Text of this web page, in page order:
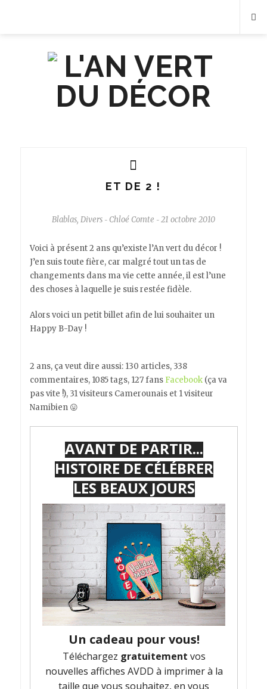
ET DE 2 !
Blablas, Divers - Chloé Comte - 21 octobre 2010
Voici à présent 2 ans qu’existe l’An vert du décor !
J’en suis toute fière, car malgré tout un tas de
changements dans ma vie cette année, il est l’une
des choses à laquelle je suis restée fidèle.
Alors voici un petit billet afin de lui souhaiter un
Happy B-Day !
2 ans, ça veut dire aussi: 130 articles, 338
commentaires, 1085 tags, 127 fans Facebook(ça va
pas vite !), 31 visiteurs Camerounais et 1 visiteur
Namibien 😛